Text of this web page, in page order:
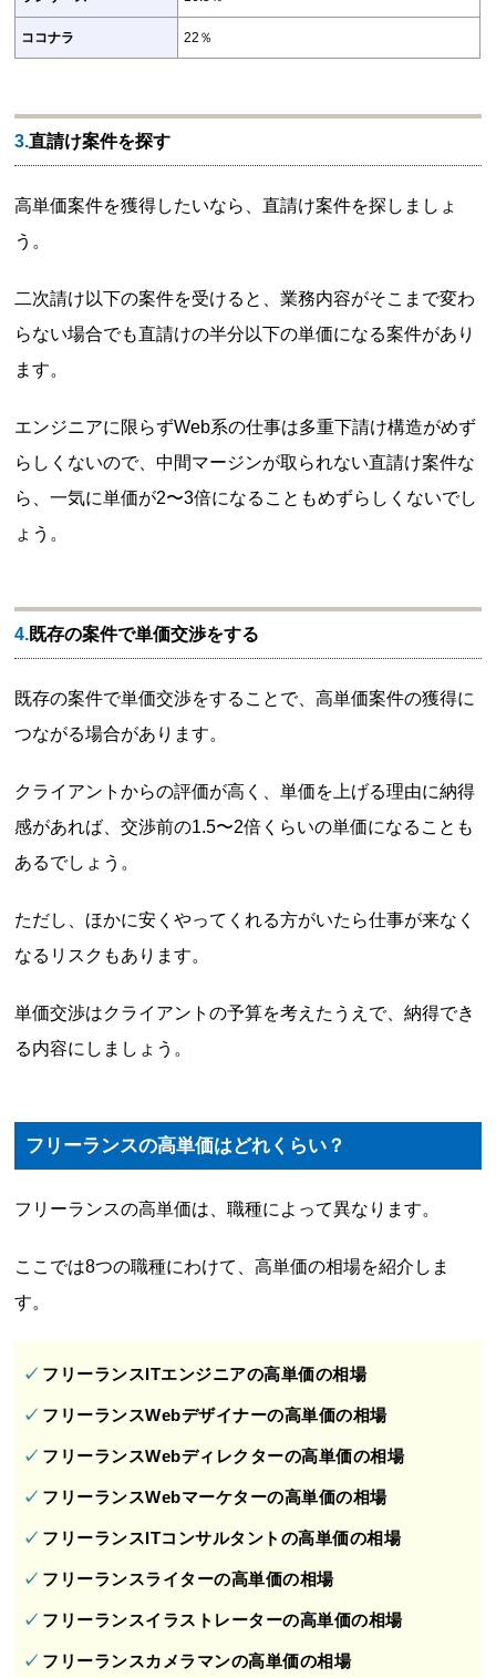
ココナラ 22％
3.直請け案件を探す
高単価案件を獲得したいなら、直請け案件を探しましょ
う。
二次請け以下の案件を受けると、業務内容がそこまで変わ
らない場合でも直請けの半分以下の単価になる案件があり
ます。
エンジニアに限らずWeb系の仕事は多重下請け構造がめず
らしくないので、中間マージンが取られない直請け案件な
ら、一気に単価が2〜3倍になることもめずらしくないでし
ょう。
4.既存の案件で単価交渉をする
既存の案件で単価交渉をすることで、高単価案件の獲得に
つながる場合があります。
クライアントからの評価が高く、単価を上げる理由に納得
感があれば、交渉前の1.5〜2倍くらいの単価になることも
あるでしょう。
ただし、ほかに安くやってくれる方がいたら仕事が来なく
なるリスクもあります。
単価交渉はクライアントの予算を考えたうえで、納得でき
る内容にしましょう。
フリーランスの高単価はどれくらい？
フリーランスの高単価は、職種によって異なります。
ここでは8つの職種にわけて、高単価の相場を紹介しま
す。
フリーランスITエンジニアの高単価の相場
フリーランスWebデザイナーの高単価の相場
フリーランスWebディレクターの高単価の相場
フリーランスWebマーケターの高単価の相場
フリーランスITコンサルタントの高単価の相場
フリーランスライターの高単価の相場
フリーランスイラストレーターの高単価の相場
フリーランスカメラマンの高単価の相場